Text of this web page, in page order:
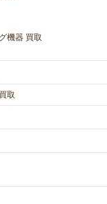
機器 買取
取